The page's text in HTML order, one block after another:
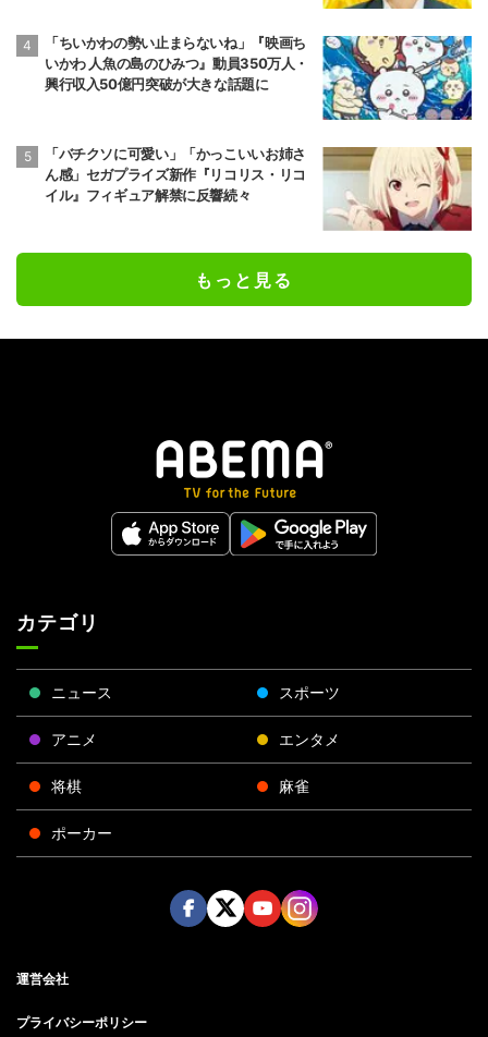
「ちいかわの勢い止まらないね」『映画ち
いかわ 人魚の島のひみつ』動員350万人・
興行収入50億円突破が大きな話題に
「バチクソに可愛い」「かっこいいお姉さ
ん感」セガプライズ新作『リコリス・リコ
イル』フィギュア解禁に反響続々
もっと見る
カテゴリ
ニュース スポーツ
アニメ エンタメ
将棋 麻雀
ポーカー
運営会社
プライバシーポリシー